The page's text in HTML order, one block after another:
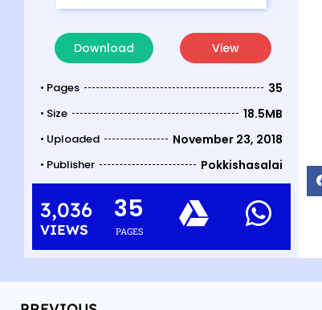
Download View
• Pages 35
• Size 18.5MB
• Uploaded November 23, 2018
• Publisher Pokkishasalai
3,036
VIEWS PAGES
35